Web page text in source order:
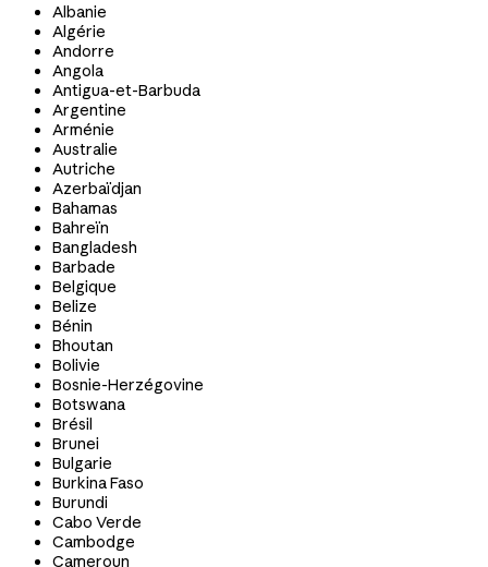
Albanie
Algérie
Andorre
Angola
Antigua-et-Barbuda
Argentine
Arménie
Australie
Autriche
Azerbaïdjan
Bahamas
Bahreïn
Bangladesh
Barbade
Belgique
Belize
Bénin
Bhoutan
Bolivie
Bosnie-Herzégovine
Botswana
Brésil
Brunei
Bulgarie
Burkina Faso
Burundi
Cabo Verde
Cambodge
Cameroun